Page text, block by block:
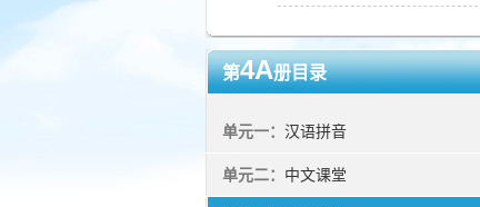
第4A册目录
单元一： 汉语拼音
单元二： 中文课堂